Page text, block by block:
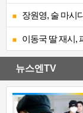
장원영, 술 마시
이동국 딸 재시,
뉴스엔TV